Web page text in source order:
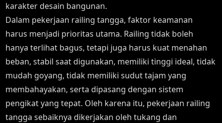
karakter desain bangunan.
Dalam pekerjaan railing tangga, faktor keamanan
harus menjadi prioritas utama. Railing tidak boleh
hanya terlihat bagus, tetapi juga harus kuat menahan
beban, stabil saat digunakan, memiliki tinggi ideal, tidak
mudah goyang, tidak memiliki sudut tajam yang
membahayakan, serta dipasang dengan sistem
pengikat yang tepat. Oleh karena itu, pekerjaan railing
tangga sebaiknya dikerjakan oleh tukang dan